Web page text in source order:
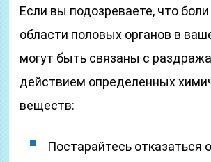
Если вы подозреваете, что
области половых органов в
могут быть связаны с
действием определенных
веществ:
Постарайтесь отказаться